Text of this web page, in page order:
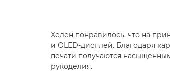
Хелен понравилось, что на
и OLED-дисплей. Благодаря
печати получаются
рукоделия.